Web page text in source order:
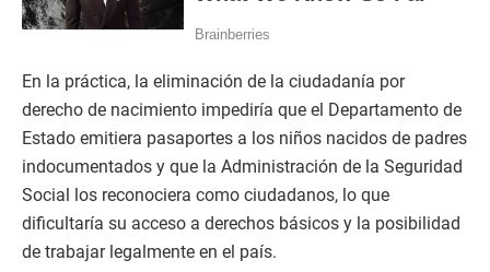
En la práctica, la eliminación de la ciudadanía por
derecho de nacimiento impediría que el Departamento de
Estado emitiera pasaportes a los niños nacidos de padres
indocumentados y que la Administración de la Seguridad
Social los reconociera como ciudadanos, lo que
dificultaría su acceso a derechos básicos y la posibilidad
de trabajar legalmente en el país.